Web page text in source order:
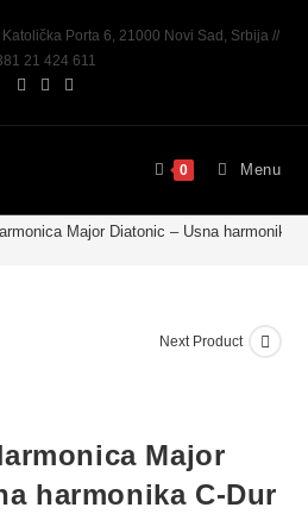
Porta 6, 21000 Novi Sad, Srbija //
21 424 611
0 Menu
Major Diatonic – Usna harmonika
Next Product
Major
harmonika C-Dur